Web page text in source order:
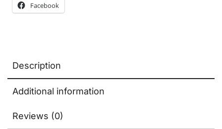
Facebook
Description
Additional information
Reviews (0)